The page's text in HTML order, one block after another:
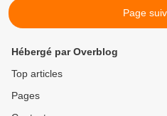
Page
Hébergé par Overblog
Top articles
Pages